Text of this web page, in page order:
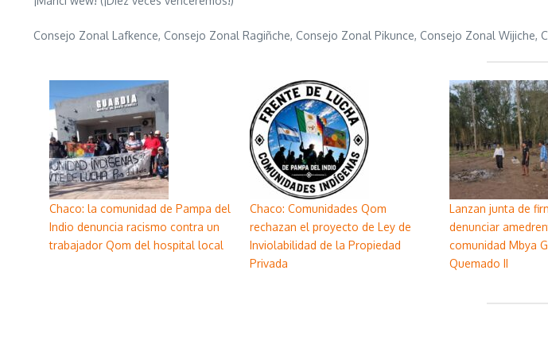
Consejo Zonal Lafkence, Consejo Zonal Ragiñche, Consejo Zonal Pikunce, Consejo Zonal
Chaco: la comunidad de Pampa del
Indio denuncia racismo contra un
trabajador Qom del hospital local
Chaco: Comunidades Qom
rechazan el proyecto de Ley de
Inviolabilidad de la Propiedad
Privada
Lanzan junta de
denunciar
comunidad Mbya
Quemado II